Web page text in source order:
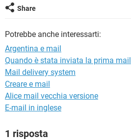
HARDWARE
INSTAGRAM
HARDWARE
Share
Potrebbe anche interessarti:
Argentina e mail
Quando è stata inviata la prima mail
Mail delivery system
Creare e mail
Alice mail vecchia versione
E-mail in inglese
1 risposta